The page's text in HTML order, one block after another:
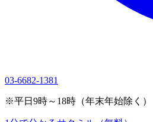
03-6682-1381
※平日9時～18時（年末年始除く）